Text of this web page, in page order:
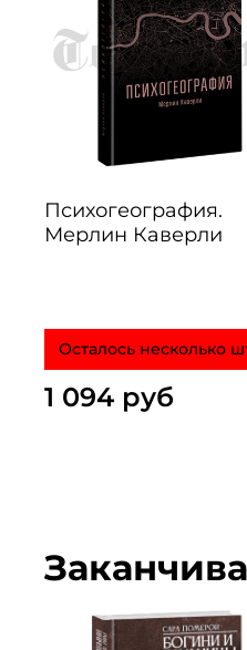
Психогеография.
Мерлин Каверли
Осталось несколько
1 094 руб